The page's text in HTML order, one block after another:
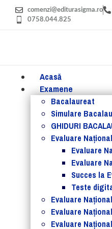
comenzi@editurasigma.ro
0758.044.825
Acasă
Examene
Bacalaureat
Simulare
GHIDURI
Evaluare
Evaluare
Evaluare
Succes la
Teste
Evaluare
Evaluare
Evaluare